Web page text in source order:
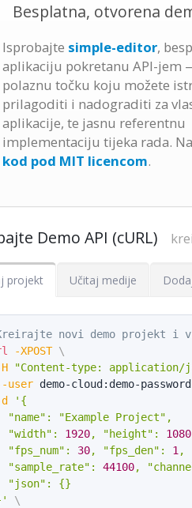
Besplatna, otvorena
Isprobajte simple-editor,
aplikaciju pokretanu API-jem
polaznu točku koju možete
prilagoditi i nadograditi za
aplikacije, te jasnu referentnu
implementaciju tijeka rada.
kod pod MIT licencom.
Demo API (cURL)
projekt Učitaj medije
novi demo projekt i
-XPOST \
"Content-type: application/
user demo-cloud:demo-password
'{
"name": "Example Project",
"width":
1920, "height": 1080
"fps_num":
30, "fps_den": 1 ,
"sample_rate":
44100,
"json": {}
\